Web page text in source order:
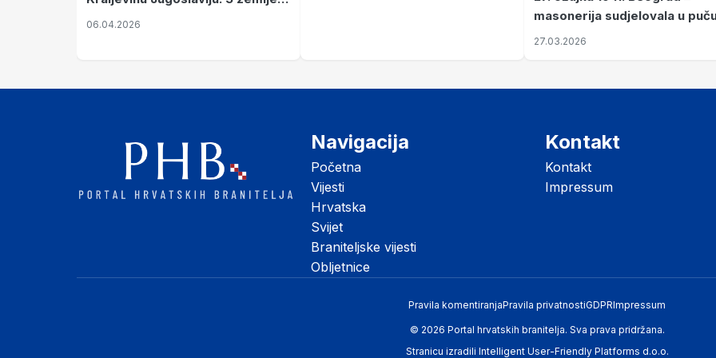
nastale njenim raspadom
06.04.2026
masonerija sudjelovala u
koji je Jugoslaviju odveo u
27.03.2026
Navigacija
Početna
Vijesti
Hrvatska
Svijet
Braniteljske vijesti
Obljetnice
Kontakt
Kontakt
Impressum
Pravila komentiranjaPravila privatnostiGDPRImpressum
© 2026 Portal hrvatskih branitelja. Sva prava pridržana.
Stranicu izradili Intelligent User-Friendly Platforms d.o.o.